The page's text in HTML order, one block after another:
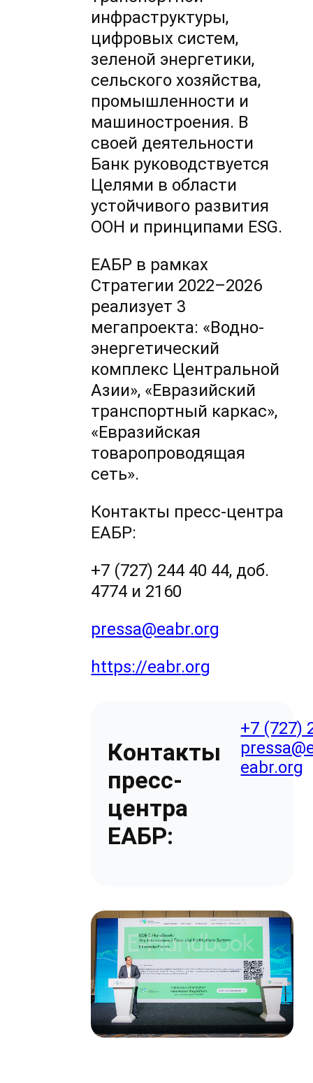
инфраструктуры,
цифровых систем,
зеленой энергетики,
сельского хозяйства,
промышленности и
машиностроения. В
своей деятельности
Банк руководствуется
Целями в области
устойчивого развития
ООН и принципами ESG.
ЕАБР в рамках
Стратегии 2022–2026
реализует 3
мегапроекта: «Водно-
энергетический
комплекс Центральной
Азии», «Евразийский
транспортный каркас»,
«Евразийская
товаропроводящая
сеть».
Контакты пресс-центра
ЕАБР:
+7 (727) 244 40 44, доб.
4774 и 2160
pressa@eabr.org
https://eabr.org
Контакты
пресс-
центра
ЕАБР:
+7 (727)
eabr.org